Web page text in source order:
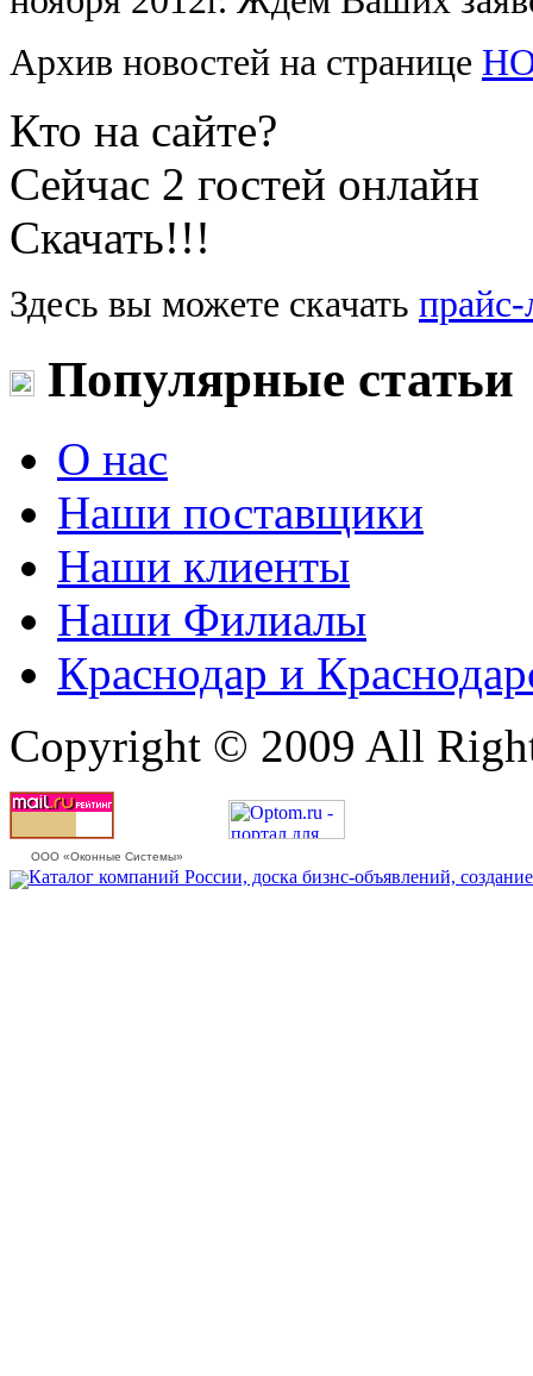
Архив новостей на странице
Кто на сайте?
Сейчас 2 гостей онлайн
Скачать!!!
Здесь вы можете скачать
Популярные статьи
О нас
Наши поставщики
Наши клиенты
Наши Филиалы
Краснодар и
Copyright © 2009 All
ООО «Оконные Системы»